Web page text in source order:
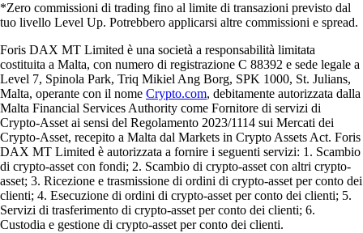
*Zero commissioni di trading fino al limite di transazioni previsto dal
tuo livello Level Up. Potrebbero applicarsi altre commissioni e spread.
Foris DAX MT Limited è una società a responsabilità limitata
costituita a Malta, con numero di registrazione C 88392 e sede legale a
Level 7, Spinola Park, Triq Mikiel Ang Borg, SPK 1000, St. Julians,
Malta, operante con il nome Crypto.com, debitamente autorizzata dalla
Malta Financial Services Authority come Fornitore di servizi di
Crypto-Asset ai sensi del Regolamento 2023/1114 sui Mercati dei
Crypto-Asset, recepito a Malta dal Markets in Crypto Assets Act. Foris
DAX MT Limited è autorizzata a fornire i seguenti servizi: 1. Scambio
di crypto-asset con fondi; 2. Scambio di crypto-asset con altri crypto-
asset; 3. Ricezione e trasmissione di ordini di crypto-asset per conto dei
clienti; 4. Esecuzione di ordini di crypto-asset per conto dei clienti; 5.
Servizi di trasferimento di crypto-asset per conto dei clienti; 6.
Custodia e gestione di crypto-asset per conto dei clienti.